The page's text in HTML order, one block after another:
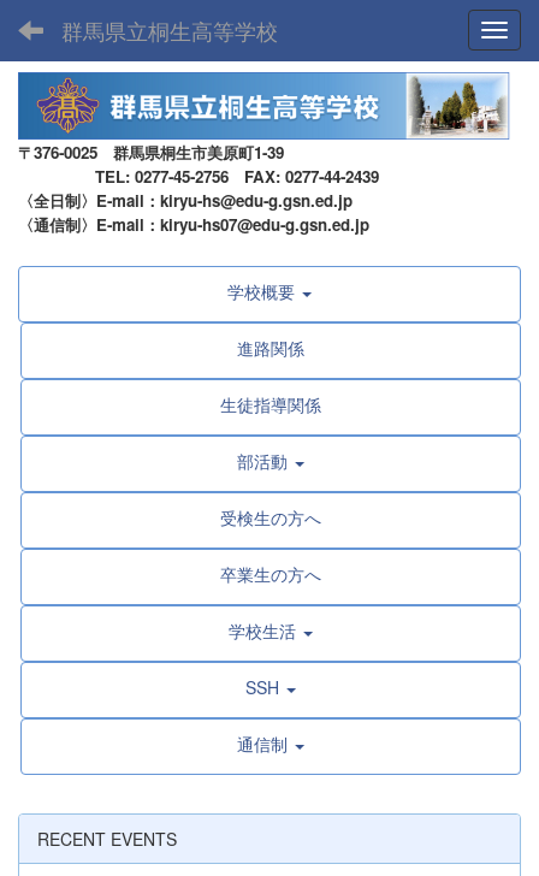
群馬県立桐生高等学校
〒376-0025 群馬県桐生市美原町1-39
TEL: 0277-45-2756 FAX: 0277-44-2439
〈全日制〉E-mail：kiryu-hs@edu-g.gsn.ed.jp
〈通信制〉E-mail：kiryu-hs07@edu-g.gsn.ed.jp
学校概要
進路関係
生徒指導関係
部活動
受検生の方へ
卒業生の方へ
学校生活
SSH
通信制
RECENT EVENTS